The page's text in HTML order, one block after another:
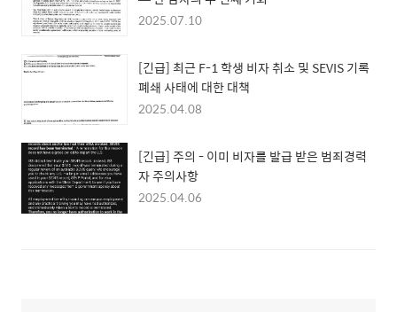
2025.07.10
[긴급] 최근 F-1 학생 비자 취소 및 SEVIS 기록
폐쇄 사태에 대한 대책
2025.04.08
[긴급] 주의 - 이미 비자를 발급 받은 범죄경력
자 주의사항
2025.04.06